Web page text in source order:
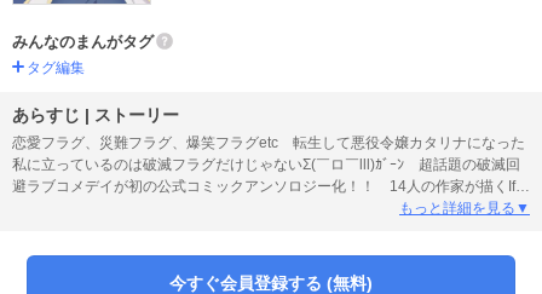
みんなのまんがタグ
タグ編集
あらすじ | ストーリー
恋愛フラグ、災難フラグ、爆笑フラグetc 転生して悪役令嬢カタリナになった
私に立っているのは破滅フラグだけじゃないΣ(￣ロ￣lll)ｶﾞｰﾝ 超話題の破滅回
避ラブコメデイが初の公式コミックアンソロジー化！！ 14人の作家が描くIfス
トーリー集をお楽しみください☆ 【カバー】原画：大島美和 仕上：重冨英
由/十屋つぐみ/はやせれく/まじこ/望月和臣/吉村佳/れぐ95
もっと詳細を見る▼
今すぐ会員登録する (無料)